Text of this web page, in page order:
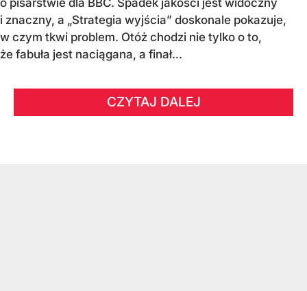
o pisarstwie dla BBC. Spadek jakości jest widoczny
i znaczny, a „Strategia wyjścia” doskonale pokazuje,
w czym tkwi problem. Otóż chodzi nie tylko o to,
że fabuła jest naciągana, a finał...
CZYTAJ DALEJ